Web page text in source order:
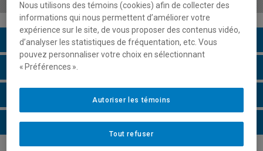
Description du cours
Horaire - Été 2026
Horaire - Automne 2026
Horaire - Hiver 2027
Nous utilisons des témoins (cookies) afin de collecter des
informations qui nous permettent d’améliorer votre
expérience sur le site, de vous proposer des contenus vidéo,
d’analyser les statistiques de fréquentation, etc. Vous
pouvez personnaliser votre choix en sélectionnant
« Préférences ».
Tout refuser
Autoriser les témoins